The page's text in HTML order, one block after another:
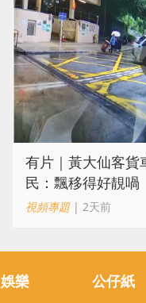
有片｜黃大仙客
民：飄移得好靚喎
視頻專題| 2天前
娛樂 公仔紙